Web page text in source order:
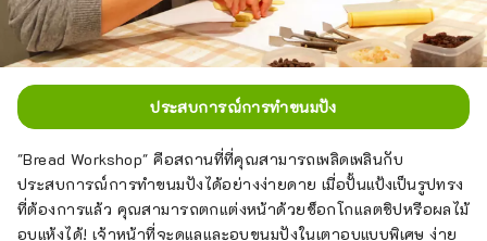
ประสบการณ์การทำขนมปัง
"Bread Workshop" คือสถานที่ที่คุณสามารถเพลิดเพลินกับ
ประสบการณ์การทำขนมปังได้อย่างง่ายดาย เมื่อปั้นแป้งเป็นรูปทรง
ที่ต้องการแล้ว คุณสามารถตกแต่งหน้าด้วยช็อกโกแลตชิปหรือผลไม้
อบแห้งได้! เจ้าหน้าที่จะดูแลและอบขนมปังในเตาอบแบบพิเศษ ง่าย